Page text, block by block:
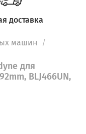
доставка
машин
для
BLJ466UN,